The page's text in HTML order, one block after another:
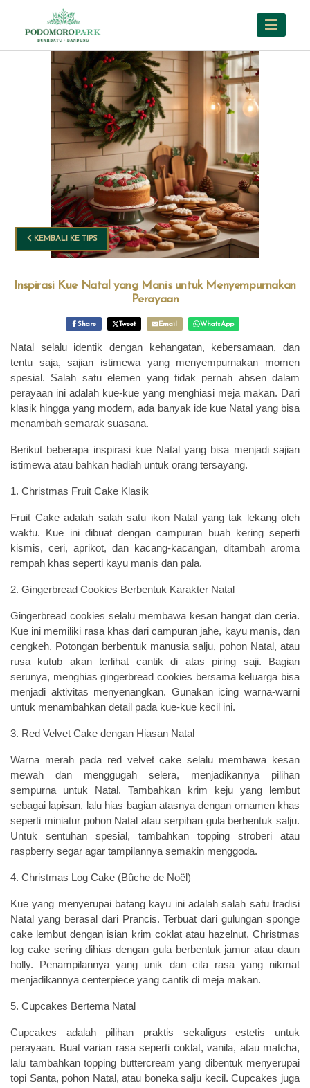
KEMBALI KE TIPS
Inspirasi Kue Natal yang Manis untuk Menyempurnakan
Perayaan
Share Tweet Email WhatsApp
Natal selalu identik dengan kehangatan, kebersamaan, dan
tentu saja, sajian istimewa yang menyempurnakan momen
spesial. Salah satu elemen yang tidak pernah absen dalam
perayaan ini adalah kue-kue yang menghiasi meja makan. Dari
klasik hingga yang modern, ada banyak ide kue Natal yang bisa
menambah semarak suasana.
Berikut beberapa inspirasi kue Natal yang bisa menjadi sajian
istimewa atau bahkan hadiah untuk orang tersayang.
1. Christmas Fruit Cake Klasik
Fruit Cake adalah salah satu ikon Natal yang tak lekang oleh
waktu. Kue ini dibuat dengan campuran buah kering seperti
kismis, ceri, aprikot, dan kacang-kacangan, ditambah aroma
rempah khas seperti kayu manis dan pala.
2. Gingerbread Cookies Berbentuk Karakter Natal
Gingerbread cookies selalu membawa kesan hangat dan ceria.
Kue ini memiliki rasa khas dari campuran jahe, kayu manis, dan
cengkeh. Potongan berbentuk manusia salju, pohon Natal, atau
rusa kutub akan terlihat cantik di atas piring saji. Bagian
serunya, menghias gingerbread cookies bersama keluarga bisa
menjadi aktivitas menyenangkan. Gunakan icing warna-warni
untuk menambahkan detail pada kue-kue kecil ini.
3. Red Velvet Cake dengan Hiasan Natal
Warna merah pada red velvet cake selalu membawa kesan
mewah dan menggugah selera, menjadikannya pilihan
sempurna untuk Natal. Tambahkan krim keju yang lembut
sebagai lapisan, lalu hias bagian atasnya dengan ornamen khas
seperti miniatur pohon Natal atau serpihan gula berbentuk salju.
Untuk sentuhan spesial, tambahkan topping stroberi atau
raspberry segar agar tampilannya semakin menggoda.
4. Christmas Log Cake (Bûche de Noël)
Kue yang menyerupai batang kayu ini adalah salah satu tradisi
Natal yang berasal dari Prancis. Terbuat dari gulungan sponge
cake lembut dengan isian krim coklat atau hazelnut, Christmas
log cake sering dihias dengan gula berbentuk jamur atau daun
holly. Penampilannya yang unik dan cita rasa yang nikmat
menjadikannya centerpiece yang cantik di meja makan.
5. Cupcakes Bertema Natal
Cupcakes adalah pilihan praktis sekaligus estetis untuk
perayaan. Buat varian rasa seperti coklat, vanila, atau matcha,
lalu tambahkan topping buttercream yang dibentuk menyerupai
topi Santa, pohon Natal, atau boneka salju kecil. Cupcakes juga